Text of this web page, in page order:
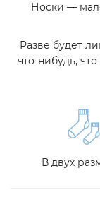
Носки —
Разве будет
что-нибудь,
В двух